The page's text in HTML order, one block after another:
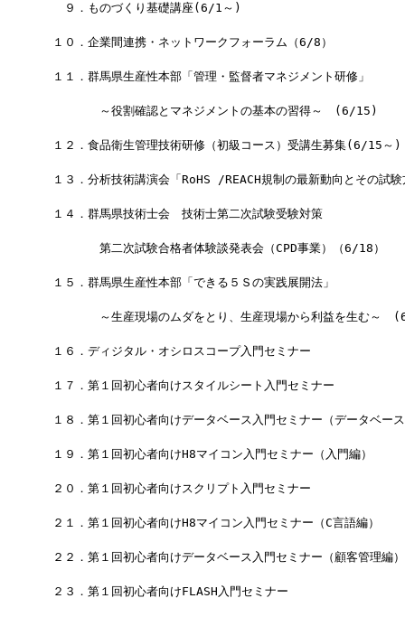
９．ものづくり基礎講座(6/1～)
１０．企業間連携・ネットワークフォーラム（6/8）
１１．群馬県生産性本部「管理・監督者マネジメント研修」
～役割確認とマネジメントの基本の習得～　(6/15)
１２．食品衛生管理技術研修（初級コース）受講生募集(6/15～)
１３．分析技術講演会「RoHS /REACH規制の最新動向とその試
１４．群馬県技術士会　技術士第二次試験受験対策
第二次試験合格者体験談発表会（CPD事業）（6/18）
１５．群馬県生産性本部「できる５Ｓの実践展開法」
～生産現場のムダをとり、生産現場から利益を生む～　
１６．ディジタル・オシロスコープ入門セミナー
１７．第１回初心者向けスタイルシート入門セミナー
１８．第１回初心者向けデータベース入門セミナー（データベー
１９．第１回初心者向けH8マイコン入門セミナー（入門編）
２０．第１回初心者向けスクリプト入門セミナー
２１．第１回初心者向けH8マイコン入門セミナー（C言語編）
２２．第１回初心者向けデータベース入門セミナー（顧客管理編）
２３．第１回初心者向けFLASH入門セミナー